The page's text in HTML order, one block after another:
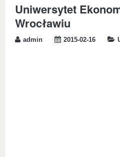
Uniwersytet
Wrocławiu
admin 2015-02-16